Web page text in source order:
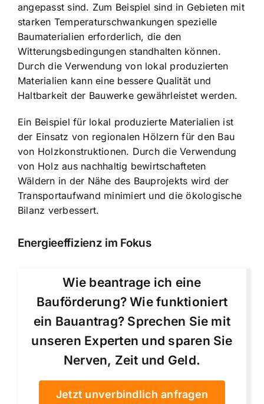
angepasst sind. Zum Beispiel sind in Gebieten mit
starken Temperaturschwankungen spezielle
Baumaterialien erforderlich, die den
Witterungsbedingungen standhalten können.
Durch die Verwendung von lokal produzierten
Materialien kann eine bessere Qualität und
Haltbarkeit der Bauwerke gewährleistet werden.
Ein Beispiel für lokal produzierte Materialien ist
der Einsatz von regionalen Hölzern für den Bau
von Holzkonstruktionen. Durch die Verwendung
von Holz aus nachhaltig bewirtschafteten
Wäldern in der Nähe des Bauprojekts wird der
Transportaufwand minimiert und die ökologische
Bilanz verbessert.
Energieeffizienz im Fokus
Wie beantrage ich eine
Bauförderung? Wie funktioniert
ein Bauantrag? Sprechen Sie mit
unseren Experten und sparen Sie
Nerven, Zeit und Geld.
Jetzt unverbindlich anfragen